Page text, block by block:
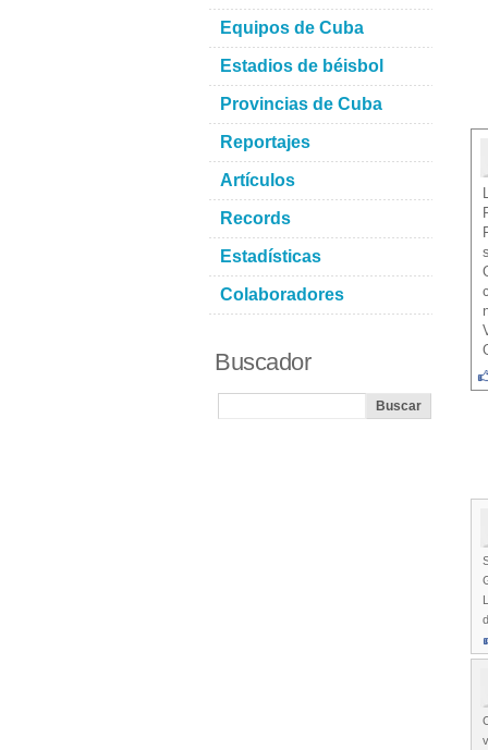
Equipos de Cuba
Estadios de béisbol
Provincias de Cuba
Reportajes
Artículos
Records
Estadísticas
Colaboradores
Buscador